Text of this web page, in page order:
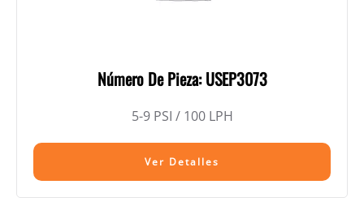
Número De Pieza: USEP3073
5-9 PSI / 100 LPH
Ver Detalles